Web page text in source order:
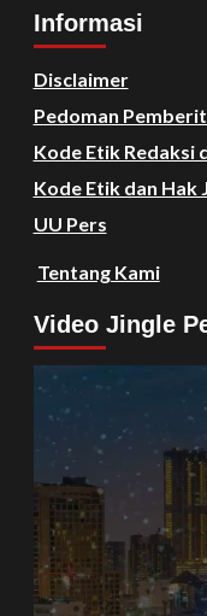
Informasi
Disclaimer
Pedoman
Kode Etik Redaksi
Kode Etik dan Hak
UU Pers
Tentang Kami
Video Jingle
Video
Player